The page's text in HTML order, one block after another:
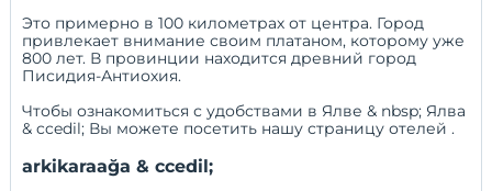
Это примерно в 100 километрах от центра. Город
привлекает внимание своим платаном, которому уже
800 лет. В провинции находится древний город
Писидия-Антиохия.
Чтобы ознакомиться с удобствами в Ялве & nbsp; Ялва
& ccedil; Вы можете посетить нашу страницу отелей.
arkikaraağa & ccedil;